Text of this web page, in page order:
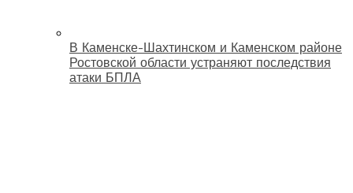
В Каменске-Шахтинском и Каменском районе
Ростовской области устраняют последствия
атаки БПЛА